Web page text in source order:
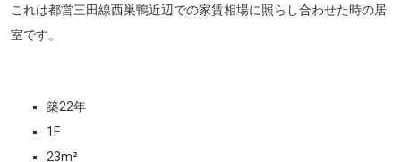
これは都営三田線西巣鴨近辺での家賃相場に照らし合わせた時の居
室です。
築22年
1F
23m²